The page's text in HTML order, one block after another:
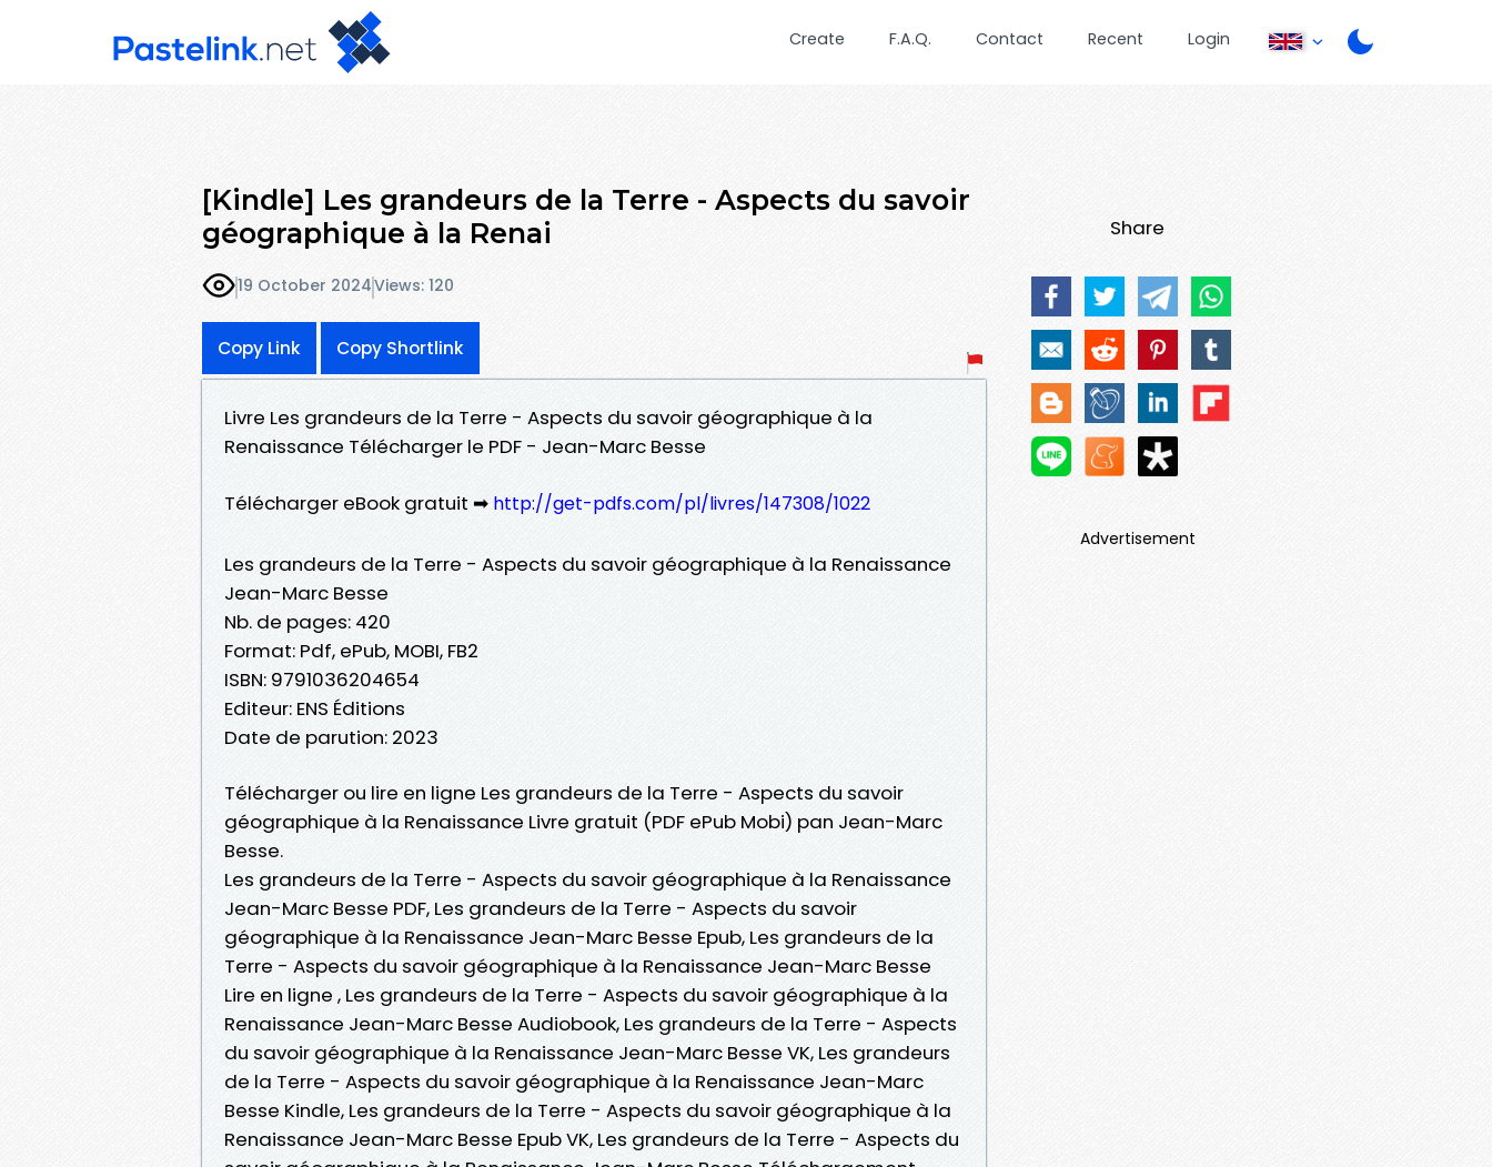
Create F.A.Q. Contact Recent Login
[Kindle] Les grandeurs de la Terre - Aspects du savoir
géographique à la Renai
19 October 2024Views: 120
Copy Link Copy Shortlink
Livre Les grandeurs de la Terre - Aspects du savoir géographique à la
Renaissance Télécharger le PDF - Jean-Marc Besse
Télécharger eBook gratuit ➡ http://get-pdfs.com/pl/livres/147308/1022
Les grandeurs de la Terre - Aspects du savoir géographique à la Renaissance
Jean-Marc Besse
Nb. de pages: 420
Format: Pdf, ePub, MOBI, FB2
ISBN: 9791036204654
Editeur: ENS Éditions
Date de parution: 2023
Télécharger ou lire en ligne Les grandeurs de la Terre - Aspects du savoir
géographique à la Renaissance Livre gratuit (PDF ePub Mobi) pan Jean-Marc
Besse.
Les grandeurs de la Terre - Aspects du savoir géographique à la Renaissance
Jean-Marc Besse PDF, Les grandeurs de la Terre - Aspects du savoir
géographique à la Renaissance Jean-Marc Besse Epub, Les grandeurs de la
Terre - Aspects du savoir géographique à la Renaissance Jean-Marc Besse
Lire en ligne , Les grandeurs de la Terre - Aspects du savoir géographique à la
Renaissance Jean-Marc Besse Audiobook, Les grandeurs de la Terre - Aspects
du savoir géographique à la Renaissance Jean-Marc Besse VK, Les grandeurs
de la Terre - Aspects du savoir géographique à la Renaissance Jean-Marc
Besse Kindle, Les grandeurs de la Terre - Aspects du savoir géographique à la
Renaissance Jean-Marc Besse Epub VK, Les grandeurs de la Terre - Aspects du
Share
Advertisement